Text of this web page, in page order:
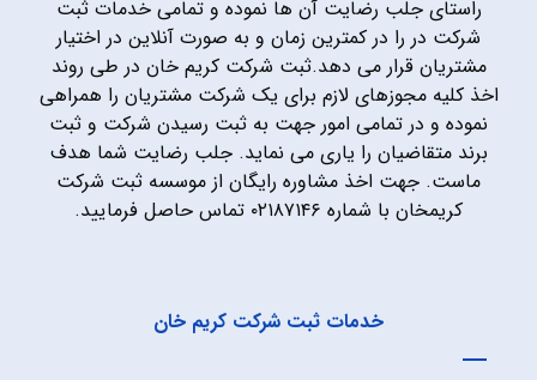
راستای جلب رضایت آن ها نموده و تمامی خدمات ثبت
شرکت در را در کمترین زمان و به صورت آنلاین در اختیار
مشتریان قرار می دهد.ثبت شرکت کریم خان در طی روند
اخذ کلیه مجوزهای لازم برای یک شرکت مشتریان را همراهی
نموده و در تمامی امور جهت به ثبت رسیدن شرکت و ثبت
برند متقاضیان را یاری می نماید. جلب رضایت شما هدف
ماست. جهت اخذ مشاوره رایگان از موسسه ثبت شرکت
کریمخان با شماره ۰۲۱۸۷۱۴۶ تماس حاصل فرمایید.
خدمات ثبت شرکت کریم خان